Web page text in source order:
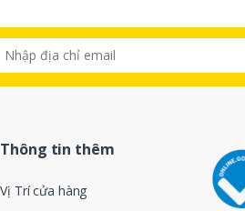
Thông tin thêm
Vị Trí cửa hàng